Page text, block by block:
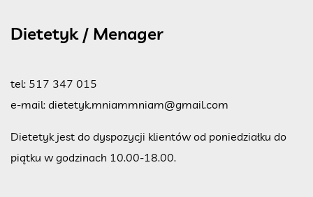
Dietetyk / Menager
tel: 517 347 015
e-mail: dietetyk.mniammniam@gmail.com
Dietetyk jest do dyspozycji klientów od poniedziałku do
piątku w godzinach 10.00-18.00.